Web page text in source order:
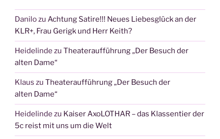
Danilozu Achtung Satire!!! Neues Liebesglück an der
KLR+, Frau Gerigk und Herr Keith?
Heidelinde zu Theateraufführung „Der Besuch der
alten Dame“
Klaus zu Theateraufführung „Der Besuch der
alten Dame“
Heidelinde zu Kaiser AxoLOTHAR – das Klassentier der
5c reist mit uns um die Welt